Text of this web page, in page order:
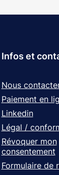
Infos et
Nous
Paiement en
Linkedin
Légal /
Révoquer mon
consentement
Formulaire de